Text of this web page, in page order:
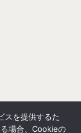
スを提供するた
場合、Cookieの